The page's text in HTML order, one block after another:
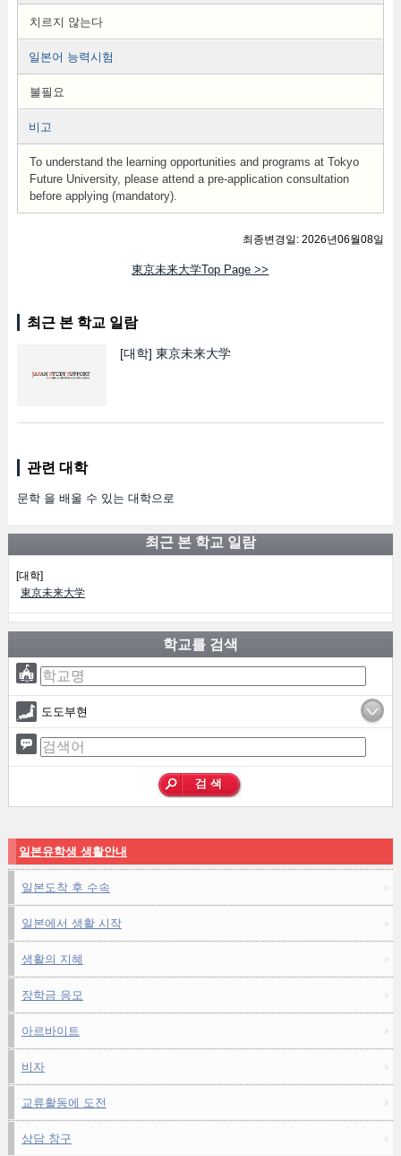
치르지 않는다
일본어 능력시험
불필요
비고
To understand the learning opportunities and programs at Tokyo
Future University, please attend a pre-application consultation
before applying (mandatory).
최종변경일: 2026년06월08일
東京未来大学Top Page >>
최근 본 학교 일람
[대학] 東京未来大学
관련 대학
문학 을 배울 수 있는 대학으로
최근 본 학교 일람
[대학]
東京未来大学
학교를 검색
도도부현
일본유학생 생활안내
일본도착 후 수속
일본에서 생활 시작
생활의 지혜
장학금 응모
아르바이트
비자
교류활동에 도전
상담 창구